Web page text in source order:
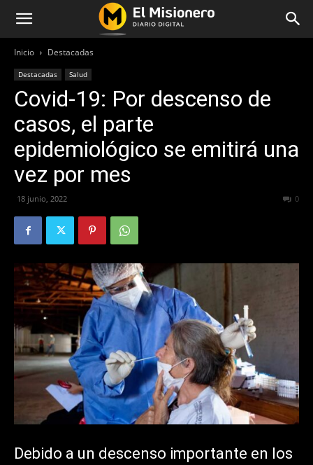
Inicio Destacadas
Destacadas Salud
Covid-19: Por descenso de
casos, el parte
epidemiológico se emitirá una
vez por mes
18 junio, 2022 0
Debido a un descenso importante en los